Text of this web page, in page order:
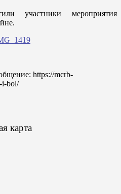
участники мероприятия
https://mcrb-
i-bol/
карта